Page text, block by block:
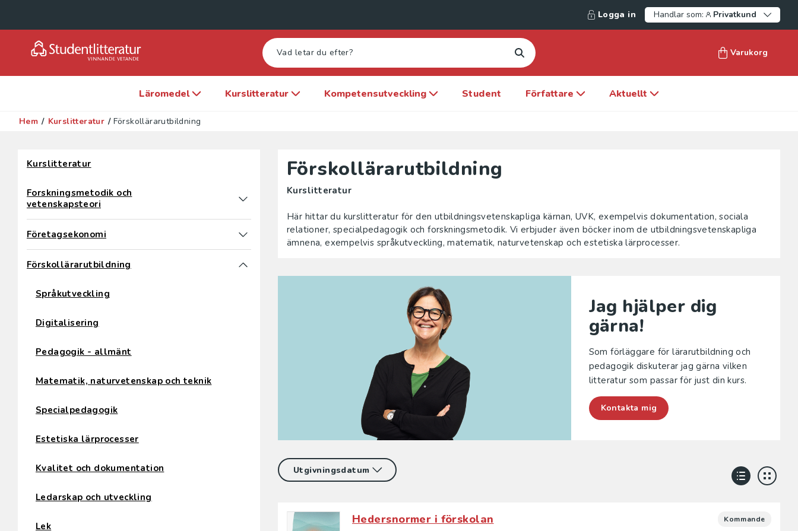
Logga in Handlar som: Privatkund
Varukorg
Läromedel Kurslitteratur Kompetensutveckling Student Författare Aktuellt
Hem / Kurslitteratur / Förskollärarutbildning
Kurslitteratur
Forskningsmetodik och
vetenskapsteori
Företagsekonomi
Förskollärarutbildning
Språkutveckling
Digitalisering
Pedagogik - allmänt
Matematik, naturvetenskap och teknik
Specialpedagogik
Estetiska lärprocesser
Kvalitet och dokumentation
Ledarskap och utveckling
Lek
Förskollärarutbildning
Kurslitteratur
Här hittar du kurslitteratur för den utbildningsvetenskapliga kärnan, UVK, exempelvis dokumentation, sociala
relationer, specialpedagogik och forskningsmetodik. Vi erbjuder även böcker inom de utbildningsvetenskapliga
ämnena, exempelvis språkutveckling, matematik, naturvetenskap och estetiska lärprocesser.
Jag hjälper dig
gärna!
Som förläggare för lärarutbildning och
pedagogik diskuterar jag gärna vilken
litteratur som passar för just din kurs.
Kontakta mig
Hedersnormer i förskolan Kommande